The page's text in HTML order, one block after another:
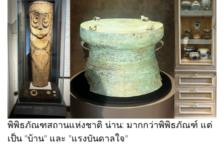
พิพิธภัณฑสถานแห่งชาติ น่าน: มากกว่าพิพิธภัณฑ์ แต่
เป็น "บ้าน" และ "แรงบันดาลใจ"